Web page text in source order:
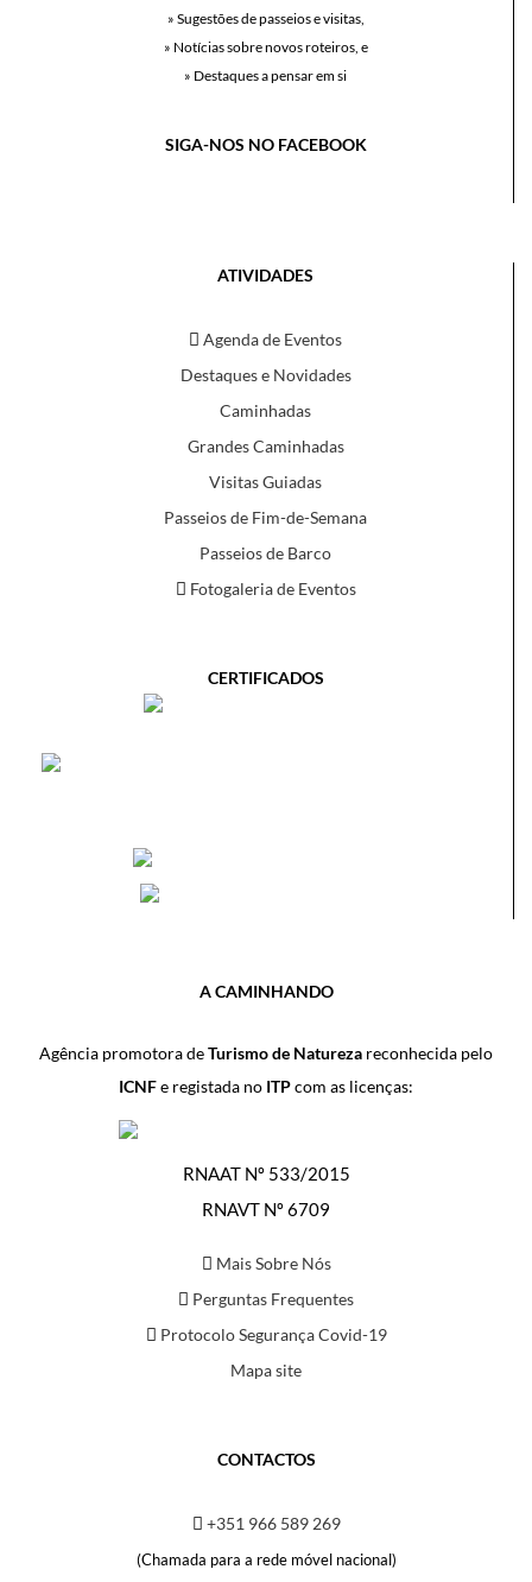
» Sugestões de passeios e visitas,
» Notícias sobre novos roteiros, e
» Destaques a pensar em si
SIGA-NOS NO FACEBOOK
ATIVIDADES
Agenda de Eventos
Destaques e Novidades
Caminhadas
Grandes Caminhadas
Visitas Guiadas
Passeios de Fim-de-Semana
Passeios de Barco
Fotogaleria de Eventos
CERTIFICADOS
A CAMINHANDO
Agência promotora deTurismo de Natureza reconhecida pelo
ICNFe registada no ITPcom as licenças:
RNAAT Nº 533/2015
RNAVT Nº 6709
Mais Sobre Nós
Perguntas Frequentes
Protocolo Segurança Covid-19
Mapa site
CONTACTOS
+351 966 589 269
(Chamada para a rede móvel nacional)